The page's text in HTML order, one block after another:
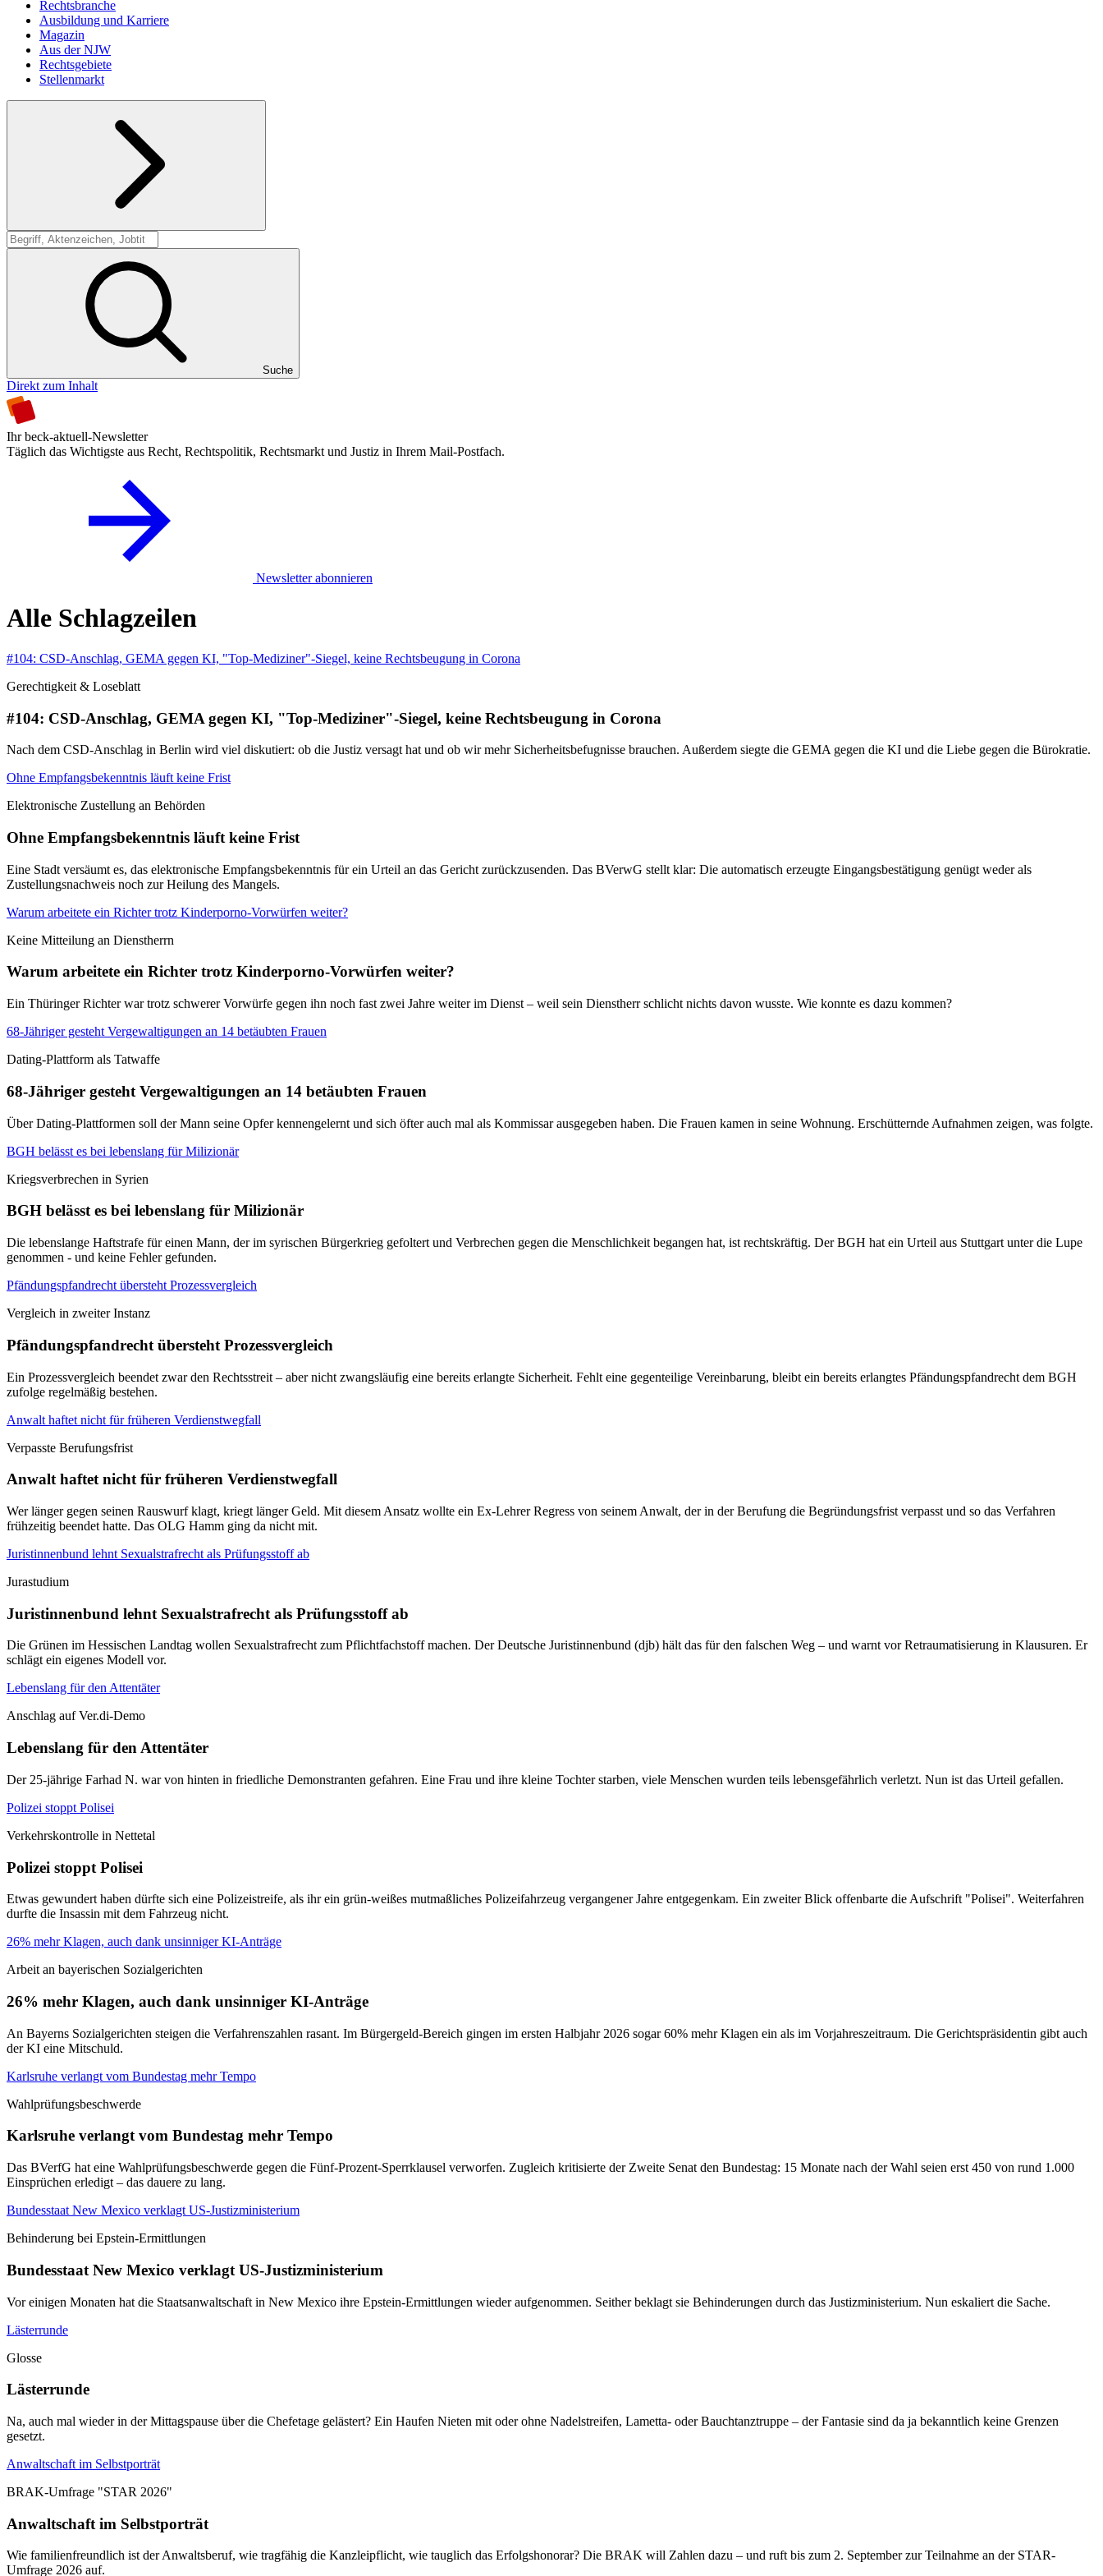
Rechtsbranche
Ausbildung und Karriere
Magazin
Aus der NJW
Rechtsgebiete
Stellenmarkt
Suche
Suche
Direkt zum Inhalt
Ihr beck-aktuell-Newsletter
Täglich das Wichtigste aus Recht, Rechtspolitik, Rechtsmarkt und Justiz in Ihrem Mail-Postfach.
Newsletter abonnieren
Alle Schlagzeilen
#104: CSD-Anschlag, GEMA gegen KI, "Top-Mediziner"-Siegel, keine Rechtsbeugung in Corona
Gerechtigkeit & Loseblatt
#104: CSD-Anschlag, GEMA gegen KI, "Top-Mediziner"-Siegel, keine Rechtsbeugung in Corona
Nach dem CSD-Anschlag in Berlin wird viel diskutiert: ob die Justiz versagt hat und ob wir mehr Sicherheitsbefugnisse brauchen. Außerdem siegte die GEMA gegen die KI und die Liebe gegen die Bürokratie.
Ohne Empfangsbekenntnis läuft keine Frist
Elektronische Zustellung an Behörden
Ohne Empfangsbekenntnis läuft keine Frist
Eine Stadt versäumt es, das elektronische Empfangsbekenntnis für ein Urteil an das Gericht zurückzusenden. Das BVerwG stellt klar: Die automatisch erzeugte Eingangsbestätigung genügt weder als
Zustellungsnachweis noch zur Heilung des Mangels.
Warum arbeitete ein Richter trotz Kinderporno-Vorwürfen weiter?
Keine Mitteilung an Dienstherrn
Warum arbeitete ein Richter trotz Kinderporno-Vorwürfen weiter?
Ein Thüringer Richter war trotz schwerer Vorwürfe gegen ihn noch fast zwei Jahre weiter im Dienst – weil sein Dienstherr schlicht nichts davon wusste. Wie konnte es dazu kommen?
68-Jähriger gesteht Vergewaltigungen an 14 betäubten Frauen
Dating-Plattform als Tatwaffe
68-Jähriger gesteht Vergewaltigungen an 14 betäubten Frauen
Über Dating-Plattformen soll der Mann seine Opfer kennengelernt und sich öfter auch mal als Kommissar ausgegeben haben. Die Frauen kamen in seine Wohnung. Erschütternde Aufnahmen zeigen, was folgte.
BGH belässt es bei lebenslang für Milizionär
Kriegsverbrechen in Syrien
BGH belässt es bei lebenslang für Milizionär
Die lebenslange Haftstrafe für einen Mann, der im syrischen Bürgerkrieg gefoltert und Verbrechen gegen die Menschlichkeit begangen hat, ist rechtskräftig. Der BGH hat ein Urteil aus Stuttgart unter die Lupe
genommen - und keine Fehler gefunden.
Pfändungspfandrecht übersteht Prozessvergleich
Vergleich in zweiter Instanz
Pfändungspfandrecht übersteht Prozessvergleich
Ein Prozessvergleich beendet zwar den Rechtsstreit – aber nicht zwangsläufig eine bereits erlangte Sicherheit. Fehlt eine gegenteilige Vereinbarung, bleibt ein bereits erlangtes Pfändungspfandrecht dem BGH
zufolge regelmäßig bestehen.
Anwalt haftet nicht für früheren Verdienstwegfall
Verpasste Berufungsfrist
Anwalt haftet nicht für früheren Verdienstwegfall
Wer länger gegen seinen Rauswurf klagt, kriegt länger Geld. Mit diesem Ansatz wollte ein Ex-Lehrer Regress von seinem Anwalt, der in der Berufung die Begründungsfrist verpasst und so das Verfahren
frühzeitig beendet hatte. Das OLG Hamm ging da nicht mit.
Juristinnenbund lehnt Sexualstrafrecht als Prüfungsstoff ab
Jurastudium
Juristinnenbund lehnt Sexualstrafrecht als Prüfungsstoff ab
Die Grünen im Hessischen Landtag wollen Sexualstrafrecht zum Pflichtfachstoff machen. Der Deutsche Juristinnenbund (djb) hält das für den falschen Weg – und warnt vor Retraumatisierung in Klausuren. Er
schlägt ein eigenes Modell vor.
Lebenslang für den Attentäter
Anschlag auf Ver.di-Demo
Lebenslang für den Attentäter
Der 25-jährige Farhad N. war von hinten in friedliche Demonstranten gefahren. Eine Frau und ihre kleine Tochter starben, viele Menschen wurden teils lebensgefährlich verletzt. Nun ist das Urteil gefallen.
Polizei stoppt Polisei
Verkehrskontrolle in Nettetal
Polizei stoppt Polisei
Etwas gewundert haben dürfte sich eine Polizeistreife, als ihr ein grün-weißes mutmaßliches Polizeifahrzeug vergangener Jahre entgegenkam. Ein zweiter Blick offenbarte die Aufschrift "Polisei". Weiterfahren
durfte die Insassin mit dem Fahrzeug nicht.
26% mehr Klagen, auch dank unsinniger KI-Anträge
Arbeit an bayerischen Sozialgerichten
26% mehr Klagen, auch dank unsinniger KI-Anträge
An Bayerns Sozialgerichten steigen die Verfahrenszahlen rasant. Im Bürgergeld-Bereich gingen im ersten Halbjahr 2026 sogar 60% mehr Klagen ein als im Vorjahreszeitraum. Die Gerichtspräsidentin gibt auch
der KI eine Mitschuld.
Karlsruhe verlangt vom Bundestag mehr Tempo
Wahlprüfungsbeschwerde
Karlsruhe verlangt vom Bundestag mehr Tempo
Das BVerfG hat eine Wahlprüfungsbeschwerde gegen die Fünf-Prozent-Sperrklausel verworfen. Zugleich kritisierte der Zweite Senat den Bundestag: 15 Monate nach der Wahl seien erst 450 von rund 1.000
Einsprüchen erledigt – das dauere zu lang.
Bundesstaat New Mexico verklagt US-Justizministerium
Behinderung bei Epstein-Ermittlungen
Bundesstaat New Mexico verklagt US-Justizministerium
Vor einigen Monaten hat die Staatsanwaltschaft in New Mexico ihre Epstein-Ermittlungen wieder aufgenommen. Seither beklagt sie Behinderungen durch das Justizministerium. Nun eskaliert die Sache.
Lästerrunde
Glosse
Lästerrunde
Na, auch mal wieder in der Mittagspause über die Chefetage gelästert? Ein Haufen Nieten mit oder ohne Nadelstreifen, Lametta- oder Bauchtanztruppe – der Fantasie sind da ja bekanntlich keine Grenzen
gesetzt.
Anwaltschaft im Selbstporträt
BRAK-Umfrage "STAR 2026"
Anwaltschaft im Selbstporträt
Wie familienfreundlich ist der Anwaltsberuf, wie tragfähig die Kanzleipflicht, wie tauglich das Erfolgshonorar? Die BRAK will Zahlen dazu – und ruft bis zum 2. September zur Teilnahme an der STAR-
Umfrage 2026 auf.